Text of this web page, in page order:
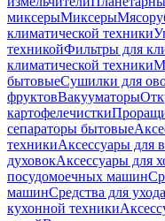
миксерыМиксеры
климатической техники
техникойФильтры для
климатической техники
бытовыеСушилки для
фруктовВакууматоры
картофелечистки
сепараторы бытовые
техникиАксессуары для
духовокАксессуары для
посудомоечных машин
машинСредства для
кухонной техники